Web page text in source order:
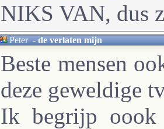
NIKS VAN, dus
Peter-de verlaten mijn
Beste mensen
deze geweldige
Ik begrijp